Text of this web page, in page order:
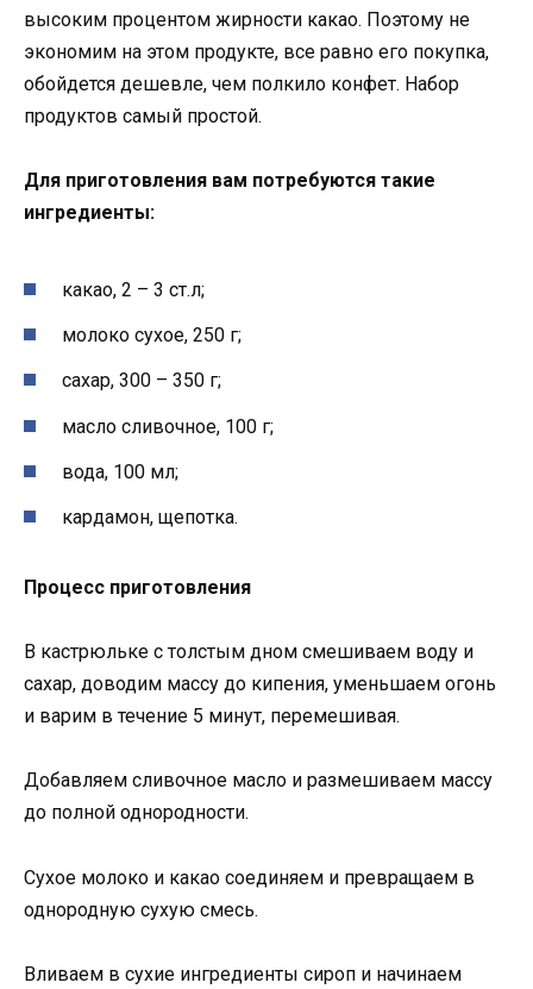
высоким процентом жирности какао. Поэтому не
экономим на этом продукте, все равно его покупка,
обойдется дешевле, чем полкило конфет. Набор
продуктов самый простой.
Для приготовления вам потребуются такие
ингредиенты:
какао, 2 – 3 ст.л;
молоко сухое, 250 г;
сахар, 300 – 350 г;
масло сливочное, 100 г;
вода, 100 мл;
кардамон, щепотка.
Процесс приготовления
В кастрюльке с толстым дном смешиваем воду и
сахар, доводим массу до кипения, уменьшаем огонь
и варим в течение 5 минут, перемешивая.
Добавляем сливочное масло и размешиваем массу
до полной однородности.
Сухое молоко и какао соединяем и превращаем в
однородную сухую смесь.
Вливаем в сухие ингредиенты сироп и начинаем